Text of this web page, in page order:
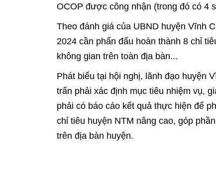
OCOP được công nhận (trong đó có 4
Theo đánh giá của UBND huyện Vĩnh
2024 cần phấn đấu hoàn thành 8 chỉ
không gian trên toàn địa bàn...
Phát biểu tại hội nghị, lãnh đạo huyện
trấn phải xác định mục tiêu nhiệm vụ,
phải có báo cáo kết quả thực hiện để
chỉ tiêu huyện NTM nâng cao, góp
trên địa bàn huyện.